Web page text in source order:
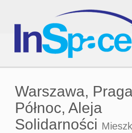
Warszawa,
Północ, Aleja
Solidarności